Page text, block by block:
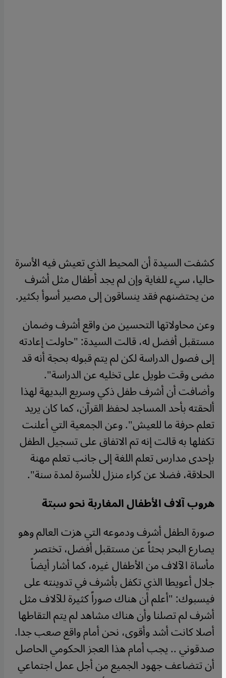
كشفت السيدة أن المحيط الذي تعيش فيه الأسرة
حاليا، سيء للغاية وإن لم يجد أطفال مثل أشرف
من يحتضنهم فقد ينساقون إلى مصير أسوأ بكثير.
وعن محاولاتها التحسين من واقع أشرف وضمان
مستقبل أفضل له، قالت السيدة: "حاولت إعادته
إلى فصول الدراسة لكن لم يتم قبوله بحجة أنه قد
مضى وقت طويل على تخليه عن الدراسة".
وأضافت أن أشرف طفل ذكي وسريع البديهة لهذا
ألحقته بأحد المساجد لحفظ القرآن، كما كان يريد
تعلم حرفة ما للعيش". وعن الجمعية التي أعلنت
تكفلها به قالت إنه تم الاتفاق على تسجيل الطفل
بإحدى مدارس تعلم اللغة إلى جانب تعلم مهنة
الحلاقة، فضلا عن كراء منزل للأسرة لمدة سنة".
هروب آلاف الأطفال المغاربة نحو سبتة
صورة الطفل أشرف ودموعه التي هزت العالم وهو
يصارع البحر بحثاً عن مستقبل أفضل، تختصر
مأساة الآلاف من الأطفال غيره، كما أشار أيضاً
جلال أعويطا الذي تكفل بأشرف في تدوينته على
فيسبوك: "أعلم أن هناك صوراً كثيرة للآلاف مثل
أشرف لم تصلنا وأن هناك مشاهد لم يتم التقاطها
أصلا كانت أشد وأقوى، نحن أمام واقع صعب جدا.
صدقوني .. يجب أمام هذا العجز الحكومي الحاصل
أن تتضاعف جهود الجميع من أجل عمل اجتماعي